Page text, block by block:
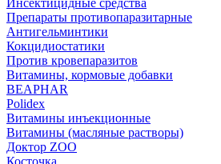
Инсектицидные средства
Препараты противопаразитарные
Антигельминтики
Кокцидиостатики
Против кровепаразитов
Витамины, кормовые добавки
BEAPHAR
Polidex
Витамины инъекционные
Витамины (масляные растворы)
Доктор ZOO
Косточка